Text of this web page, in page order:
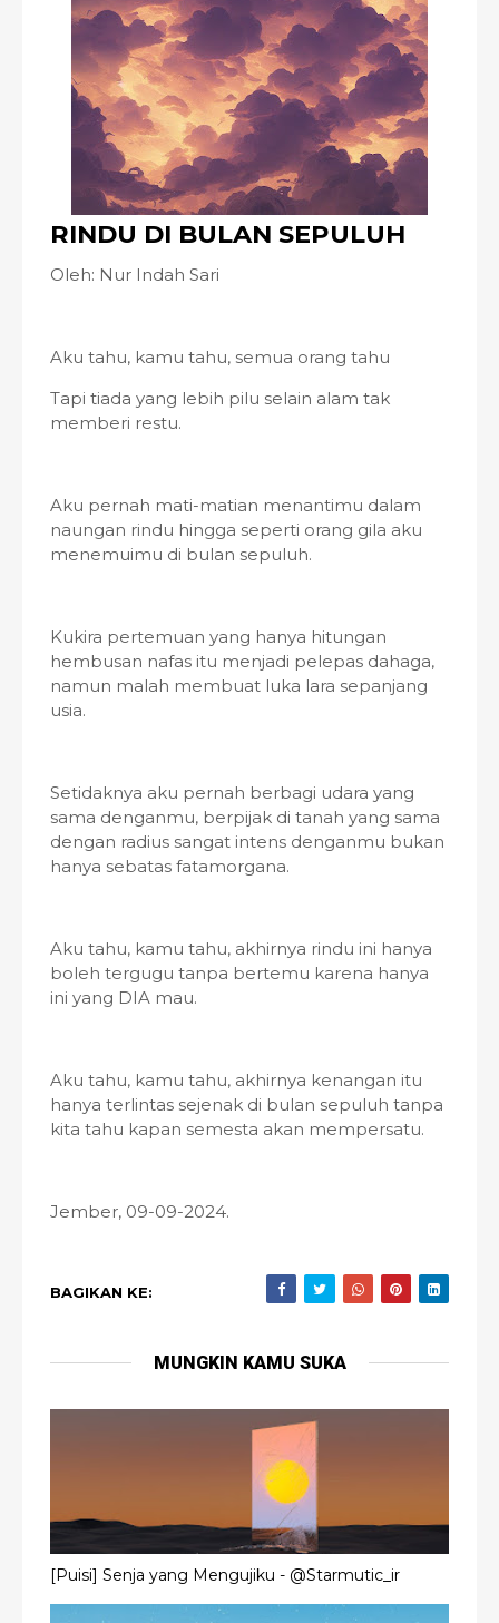
RINDU DI BULAN SEPULUH
Oleh: Nur Indah Sari
Aku tahu, kamu tahu, semua orang tahu
Tapi tiada yang lebih pilu selain alam tak
memberi restu.
Aku pernah mati-matian menantimu dalam
naungan rindu hingga seperti orang gila aku
menemuimu di bulan sepuluh.
Kukira pertemuan yang hanya hitungan
hembusan nafas itu menjadi pelepas dahaga,
namun malah membuat luka lara sepanjang
usia.
Setidaknya aku pernah berbagi udara yang
sama denganmu, berpijak di tanah yang sama
dengan radius sangat intens denganmu bukan
hanya sebatas fatamorgana.
Aku tahu, kamu tahu, akhirnya rindu ini hanya
boleh tergugu tanpa bertemu karena hanya
ini yang DIA mau.
Aku tahu, kamu tahu, akhirnya kenangan itu
hanya terlintas sejenak di bulan sepuluh tanpa
kita tahu kapan semesta akan mempersatu.
Jember, 09-09-2024.
BAGIKAN KE:
MUNGKIN KAMU SUKA
[Puisi] Senja yang Mengujiku - @Starmutic_ir